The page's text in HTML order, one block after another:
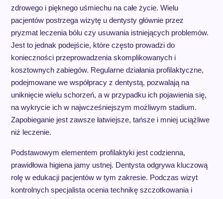
zdrowego i pięknego uśmiechu na całe życie. Wielu
pacjentów postrzega wizytę u dentysty głównie przez
pryzmat leczenia bólu czy usuwania istniejących problemów.
Jest to jednak podejście, które często prowadzi do
konieczności przeprowadzenia skomplikowanych i
kosztownych zabiegów. Regularne działania profilaktyczne,
podejmowane we współpracy z dentystą, pozwalają na
uniknięcie wielu schorzeń, a w przypadku ich pojawienia się,
na wykrycie ich w najwcześniejszym możliwym stadium.
Zapobieganie jest zawsze łatwiejsze, tańsze i mniej uciążliwe
niż leczenie.
Podstawowym elementem profilaktyki jest codzienna,
prawidłowa higiena jamy ustnej. Dentysta odgrywa kluczową
rolę w edukacji pacjentów w tym zakresie. Podczas wizyt
kontrolnych specjalista ocenia technikę szczotkowania i